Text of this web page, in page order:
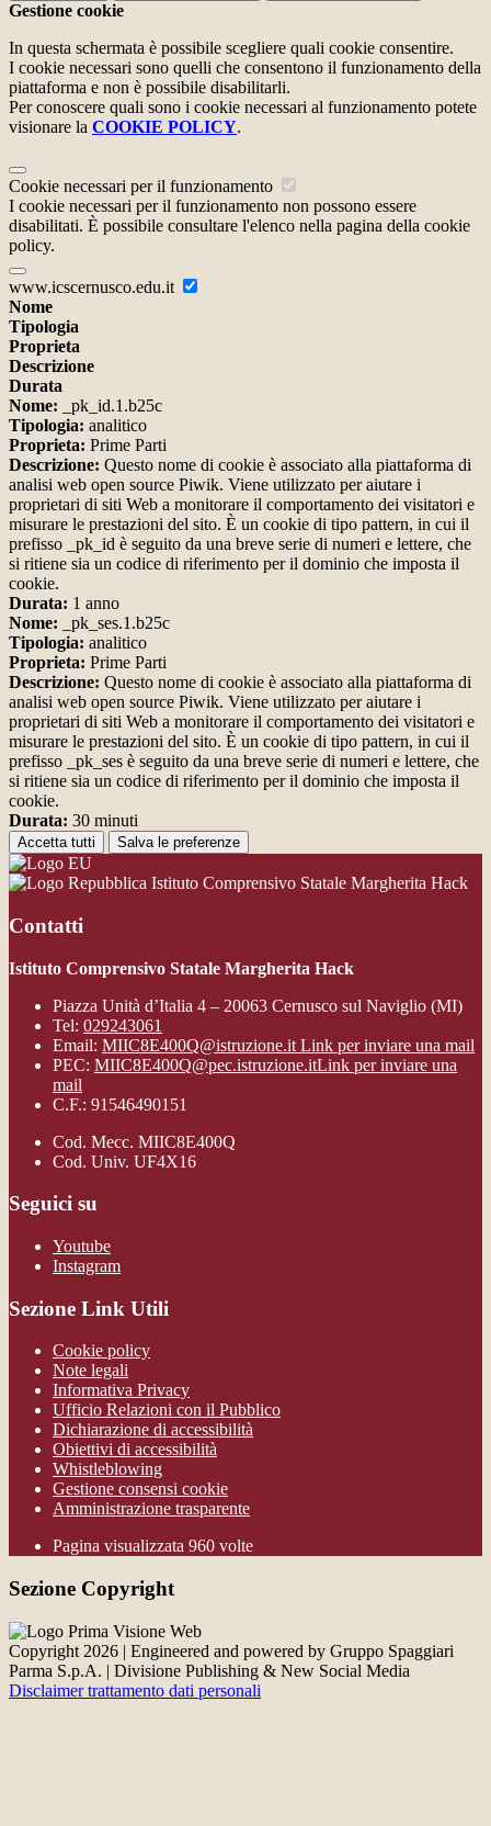
Gestione cookie
In questa schermata è possibile scegliere quali cookie consentire.
I cookie necessari sono quelli che consentono il funzionamento della
piattaforma e non è possibile disabilitarli.
Per conoscere quali sono i cookie necessari al funzionamento potete
visionare la COOKIE POLICY.
Cookie necessari per il funzionamento
I cookie necessari per il funzionamento non possono essere
disabilitati. È possibile consultare l'elenco nella pagina della cookie
policy.
www.icscernusco.edu.it
Nome
Tipologia
Proprieta
Descrizione
Durata
Nome: _pk_id.1.b25c
Tipologia: analitico
Proprieta: Prime Parti
Descrizione: Questo nome di cookie è associato alla piattaforma di
analisi web open source Piwik. Viene utilizzato per aiutare i
proprietari di siti Web a monitorare il comportamento dei visitatori e
misurare le prestazioni del sito. È un cookie di tipo pattern, in cui il
prefisso _pk_id è seguito da una breve serie di numeri e lettere, che
si ritiene sia un codice di riferimento per il dominio che imposta il
cookie.
Durata: 1 anno
Nome: _pk_ses.1.b25c
Tipologia: analitico
Proprieta: Prime Parti
Descrizione: Questo nome di cookie è associato alla piattaforma di
analisi web open source Piwik. Viene utilizzato per aiutare i
proprietari di siti Web a monitorare il comportamento dei visitatori e
misurare le prestazioni del sito. È un cookie di tipo pattern, in cui il
prefisso _pk_ses è seguito da una breve serie di numeri e lettere, che
si ritiene sia un codice di riferimento per il dominio che imposta il
cookie.
Durata: 30 minuti
Accetta tutti Salva le preferenze
Istituto Comprensivo Statale Margherita Hack
Contatti
Istituto Comprensivo Statale Margherita Hack
Piazza Unità d’Italia 4 – 20063 Cernusco sul Naviglio (MI)
Tel: 029243061
Email: MIIC8E400Q@istruzione.it Link per inviare una mail
PEC: MIIC8E400Q@pec.istruzione.itLink per inviare una
mail
C.F.: 91546490151
Cod. Mecc. MIIC8E400Q
Cod. Univ. UF4X16
Seguici su
Youtube
Instagram
Sezione Link Utili
Cookie policy
Note legali
Informativa Privacy
Ufficio Relazioni con il Pubblico
Dichiarazione di accessibilità
Obiettivi di accessibilità
Whistleblowing
Gestione consensi cookie
Amministrazione trasparente
Pagina visualizzata 960 volte
Sezione Copyright
Copyright 2026 | Engineered and powered by Gruppo Spaggiari
Parma S.p.A. | Divisione Publishing & New Social Media
Disclaimer trattamento dati personali